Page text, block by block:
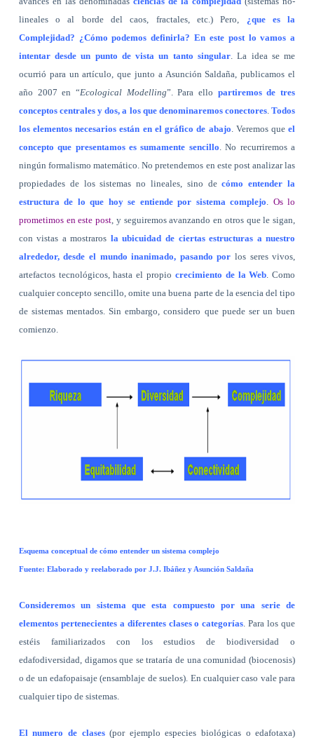
lineales o al borde del caos, fractales, etc.) Pero, ¿que es la
Complejidad? ¿Cómo podemos definirla? En este post lo vamos a
intentar desde un punto de vista un tanto singular . La idea se me
ocurrió para un artículo, que junto a Asunción Saldaña, publicamos el
año 2007 en “Ecological Modelling”. Para ello partiremos de tres
conceptos centrales y dos, a los que denominaremos conectores.Todos
los elementos necesarios están en el gráfico de abajo . Veremos queel
concepto que presentamos es sumamente sencillo . No recurriremos a
ningún formalismo matemático. No pretendemos en este post analizar las
propiedades de los sistemas no lineales, sino decómo entender la
estructura de lo que hoy se entiende por sistema complejo
Os lo
prometimos en este post , y seguiremos avanzando en otros que le sigan,
con vistas a mostraros la ubicuidad de ciertas estructuras a nuestro
alrededor, desde el mundo inanimado, pasando por los seres vivos,
artefactos tecnológicos, hasta el propio crecimiento de la Web . Como
cualquier concepto sencillo, omite una buena parte de la esencia del tipo
de sistemas mentados. Sin embargo, considero que puede ser un buen
comienzo.
Esquema conceptual de cómo entender un sistema complejo
Fuente: Elaborado y reelaborado por J.J. Ibáñez y Asunción Saldaña
Consideremos un sistema que esta compuesto por una serie de
elementos pertenecientes a diferentes clases o categorías . Para los que
estéis familiarizados con los estudios de biodiversidad o
edafodiversidad, digamos que se trataría de una comunidad (biocenosis)
o de un edafopaisaje (ensamblaje de suelos). En cualquier caso vale para
cualquier tipo de sistemas.
El numero de clases(por ejemplo especies biológicas o edafotaxa)